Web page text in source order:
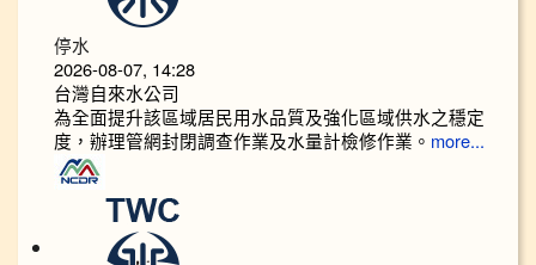
停水
2026-08-07, 14:28
台灣自來水公司
為全面提升該區域居民用水品質及強化區域供水之穩定
度，辦理管網封閉調查作業及水量計檢修作業。 more...